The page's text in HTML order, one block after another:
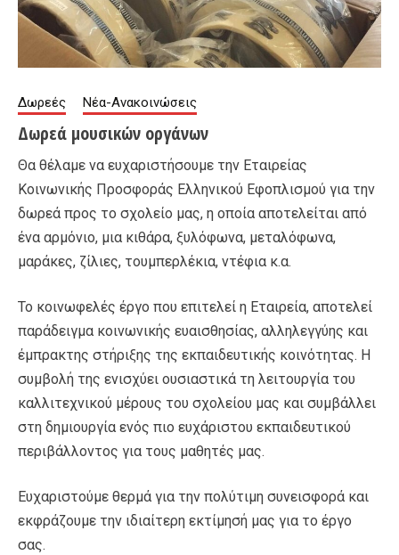
Δωρεές Νέα-Ανακοινώσεις
Δωρεά μουσικών οργάνων
Θα θέλαμε να ευχαριστήσουμε την Εταιρείας
Κοινωνικής Προσφοράς Ελληνικού Εφοπλισμού για την
δωρεά προς το σχολείο μας, η οποία αποτελείται από
ένα αρμόνιο, μια κιθάρα, ξυλόφωνα, μεταλόφωνα,
μαράκες, ζίλιες, τουμπερλέκια, ντέφια κ.α.
Το κοινωφελές έργο που επιτελεί η Εταιρεία, αποτελεί
παράδειγμα κοινωνικής ευαισθησίας, αλληλεγγύης και
έμπρακτης στήριξης της εκπαιδευτικής κοινότητας. Η
συμβολή της ενισχύει ουσιαστικά τη λειτουργία του
καλλιτεχνικού μέρους του σχολείου μας και συμβάλλει
στη δημιουργία ενός πιο ευχάριστου εκπαιδευτικού
περιβάλλοντος για τους μαθητές μας.
Ευχαριστούμε θερμά για την πολύτιμη συνεισφορά και
εκφράζουμε την ιδιαίτερη εκτίμησή μας για το έργο
σας.